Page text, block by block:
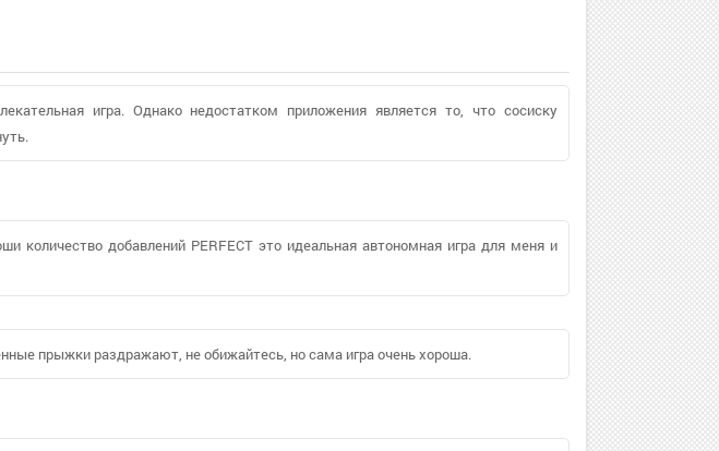
игра. Однако недостатком приложения является то, что сосиску
количество добавлений PERFECT это идеальная автономная игра для меня и
прыжки раздражают, не обижайтесь, но сама игра очень хороша.